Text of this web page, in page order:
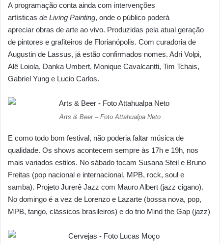
A programação conta ainda com intervenções
artísticas de Living Painting, onde o público poderá
apreciar obras de arte ao vivo. Produzidas pela atual geração
de pintores e grafiteiros de Florianópolis. Com curadoria de
Augustin de Lassus, já estão confirmados nomes. Adri Volpi,
Alê Loiola, Danka Umbert, Monique Cavalcantti, Tim Tchais,
Gabriel Yung e Lucio Carlos.
Arts & Beer – Foto Attahualpa Neto
E como todo bom festival, não poderia faltar música de
qualidade. Os shows acontecem sempre às 17h e 19h, nos
mais variados estilos. No sábado tocam Susana Steil e Bruno
Freitas (pop nacional e internacional, MPB, rock, soul e
samba). Projeto Jurerê Jazz com Mauro Albert (jazz cigano).
No domingo é a vez de Lorenzo e Lazarte (bossa nova, pop,
MPB, tango, clássicos brasileiros) e do trio Mind the Gap (jazz)